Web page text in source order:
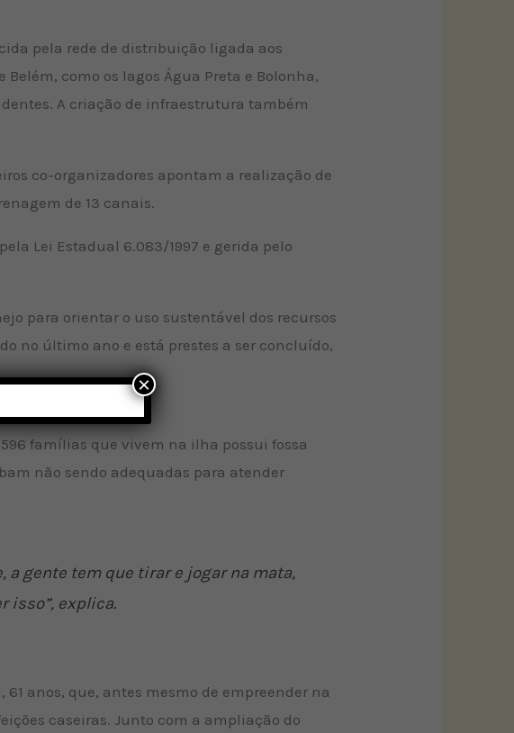
pela rede de distribuição ligada aos
como os lagos Água Preta e Bolonha,
A criação de infraestrutura também
co-organizadores apontam a realização de
de 13 canais.
Lei Estadual 6.083/1997 e gerida pelo
para orientar o uso sustentável dos recursos
no último ano e está prestes a ser concluído,
famílias que vivem na ilha possui fossa
não sendo adequadas para atender
a gente tem que tirar e jogar na mata,
isso”, explica.
61 anos, que, antes mesmo de empreender na
caseiras. Junto com a ampliação do
×